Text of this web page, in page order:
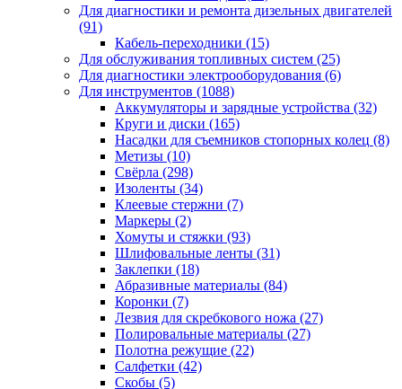
Для диагностики и ремонта дизельных двигателей
(91)
Кабель-переходники (15)
Для обслуживания топливных систем (25)
Для диагностики электрооборудования (6)
Для инструментов (1088)
Аккумуляторы и зарядные устройства (32)
Круги и диски (165)
Насадки для съемников стопорных колец (8)
Метизы (10)
Свёрла (298)
Изоленты (34)
Клеевые стержни (7)
Маркеры (2)
Хомуты и стяжки (93)
Шлифовальные ленты (31)
Заклепки (18)
Абразивные материалы (84)
Коронки (7)
Лезвия для скребкового ножа (27)
Полировальные материалы (27)
Полотна режущие (22)
Салфетки (42)
Скобы (5)